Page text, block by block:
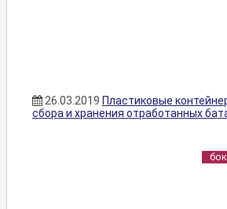
26.03.2019 Пластиковые
сбора и хранения отработанных